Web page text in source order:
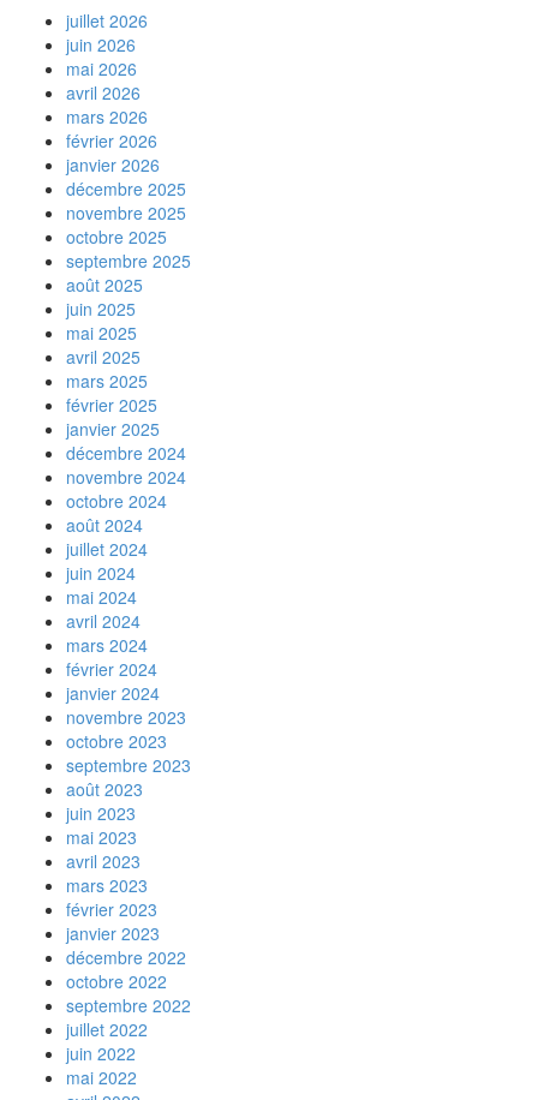
juillet 2026
juin 2026
mai 2026
avril 2026
mars 2026
février 2026
janvier 2026
décembre 2025
novembre 2025
octobre 2025
septembre 2025
août 2025
juin 2025
mai 2025
avril 2025
mars 2025
février 2025
janvier 2025
décembre 2024
novembre 2024
octobre 2024
août 2024
juillet 2024
juin 2024
mai 2024
avril 2024
mars 2024
février 2024
janvier 2024
novembre 2023
octobre 2023
septembre 2023
août 2023
juin 2023
mai 2023
avril 2023
mars 2023
février 2023
janvier 2023
décembre 2022
octobre 2022
septembre 2022
juillet 2022
juin 2022
mai 2022